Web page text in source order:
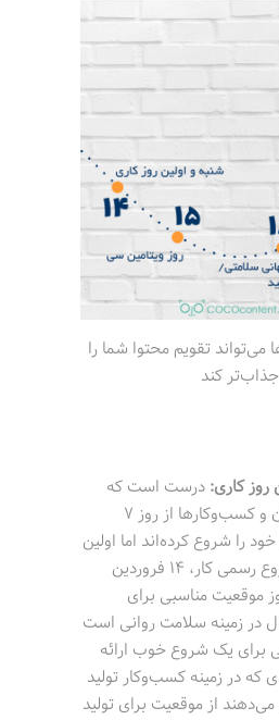
تقویم محتوا شما را
جذاب‌تر کند
روز کاری: درست است که
اکثر کارمندان و کسب‌وکارها از روز 7
را شروع کرده‌اند اما اولین
روز برای شروع رسمی کار، 14 فروردین
موقعیت مناسبی برای
در زمینه سلامت روانی است
برای یک شروع خوب ارائه
که در زمینه کسب‌وکار تولید
از موقعیت برای تولید